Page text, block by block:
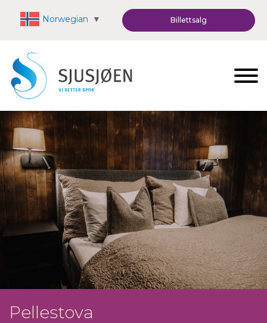
Norwegian ▼ Billettsalg
Pellestova